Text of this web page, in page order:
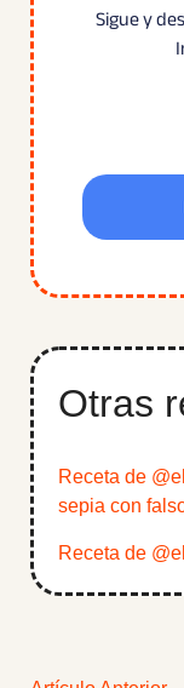
Sigue y
Otras
Receta de
sepia con
Receta de